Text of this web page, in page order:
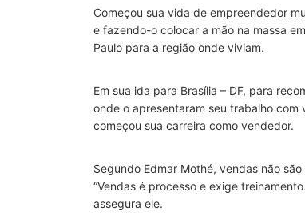
Começou sua vida de empreendedor
e fazendo-o colocar a mão na massa
Paulo para a região onde viviam.
Em sua ida para Brasília – DF, para
onde o apresentaram seu trabalho
começou sua carreira como vendedor.
Segundo Edmar Mothé, vendas não
“Vendas é processo e exige
assegura ele.